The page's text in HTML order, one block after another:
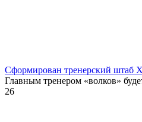
Сформирован тренерский штаб
Главным тренером «волков»
26